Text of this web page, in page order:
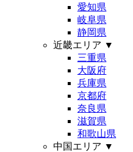
愛知県
岐阜県
静岡県
近畿エリア ▼
三重県
大阪府
兵庫県
京都府
奈良県
滋賀県
和歌山県
中国エリア ▼